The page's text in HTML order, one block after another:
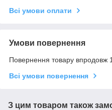
Всі умови оплати
Умови повернення
Повернення товару впродовж
Всі умови повернення
З цим товаром також